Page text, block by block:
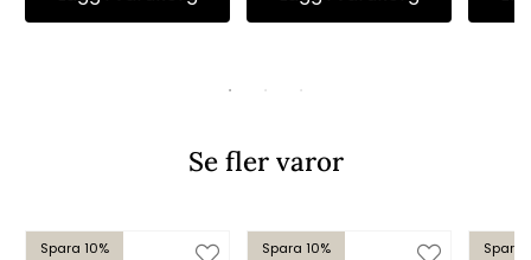
Se fler varor
Spara 10% Spara 10% Spara